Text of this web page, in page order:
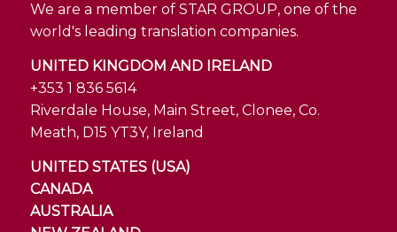
We are a member of STAR GROUP, one of the
world's leading translation companies.
UNITED KINGDOM AND IRELAND
+353 1 836 5614
Riverdale House, Main Street, Clonee, Co.
Meath, D15 YT3Y, Ireland
UNITED STATES (USA)
CANADA
AUSTRALIA